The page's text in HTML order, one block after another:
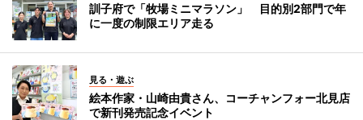
訓子府で「牧場ミニマラソン」 目的別2部門で年
に一度の制限エリア走る
見る・遊ぶ
絵本作家・山崎由貴さん、コーチャンフォー北見店
で新刊発売記念イベント